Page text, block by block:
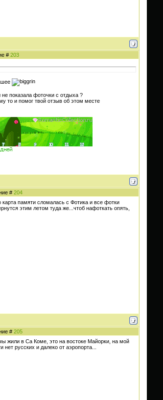
# 203
не показала фоточки с отдыха ?
то и помог твой отзыв об этом месте
# 204
карта памяти сломалась с Фотика и все фотки
этим летом туда же...чтоб нафоткать опять,
# 205
жили в Са Коме, это на востоке Майорки, на мой
русских и далеко от аэропорта...